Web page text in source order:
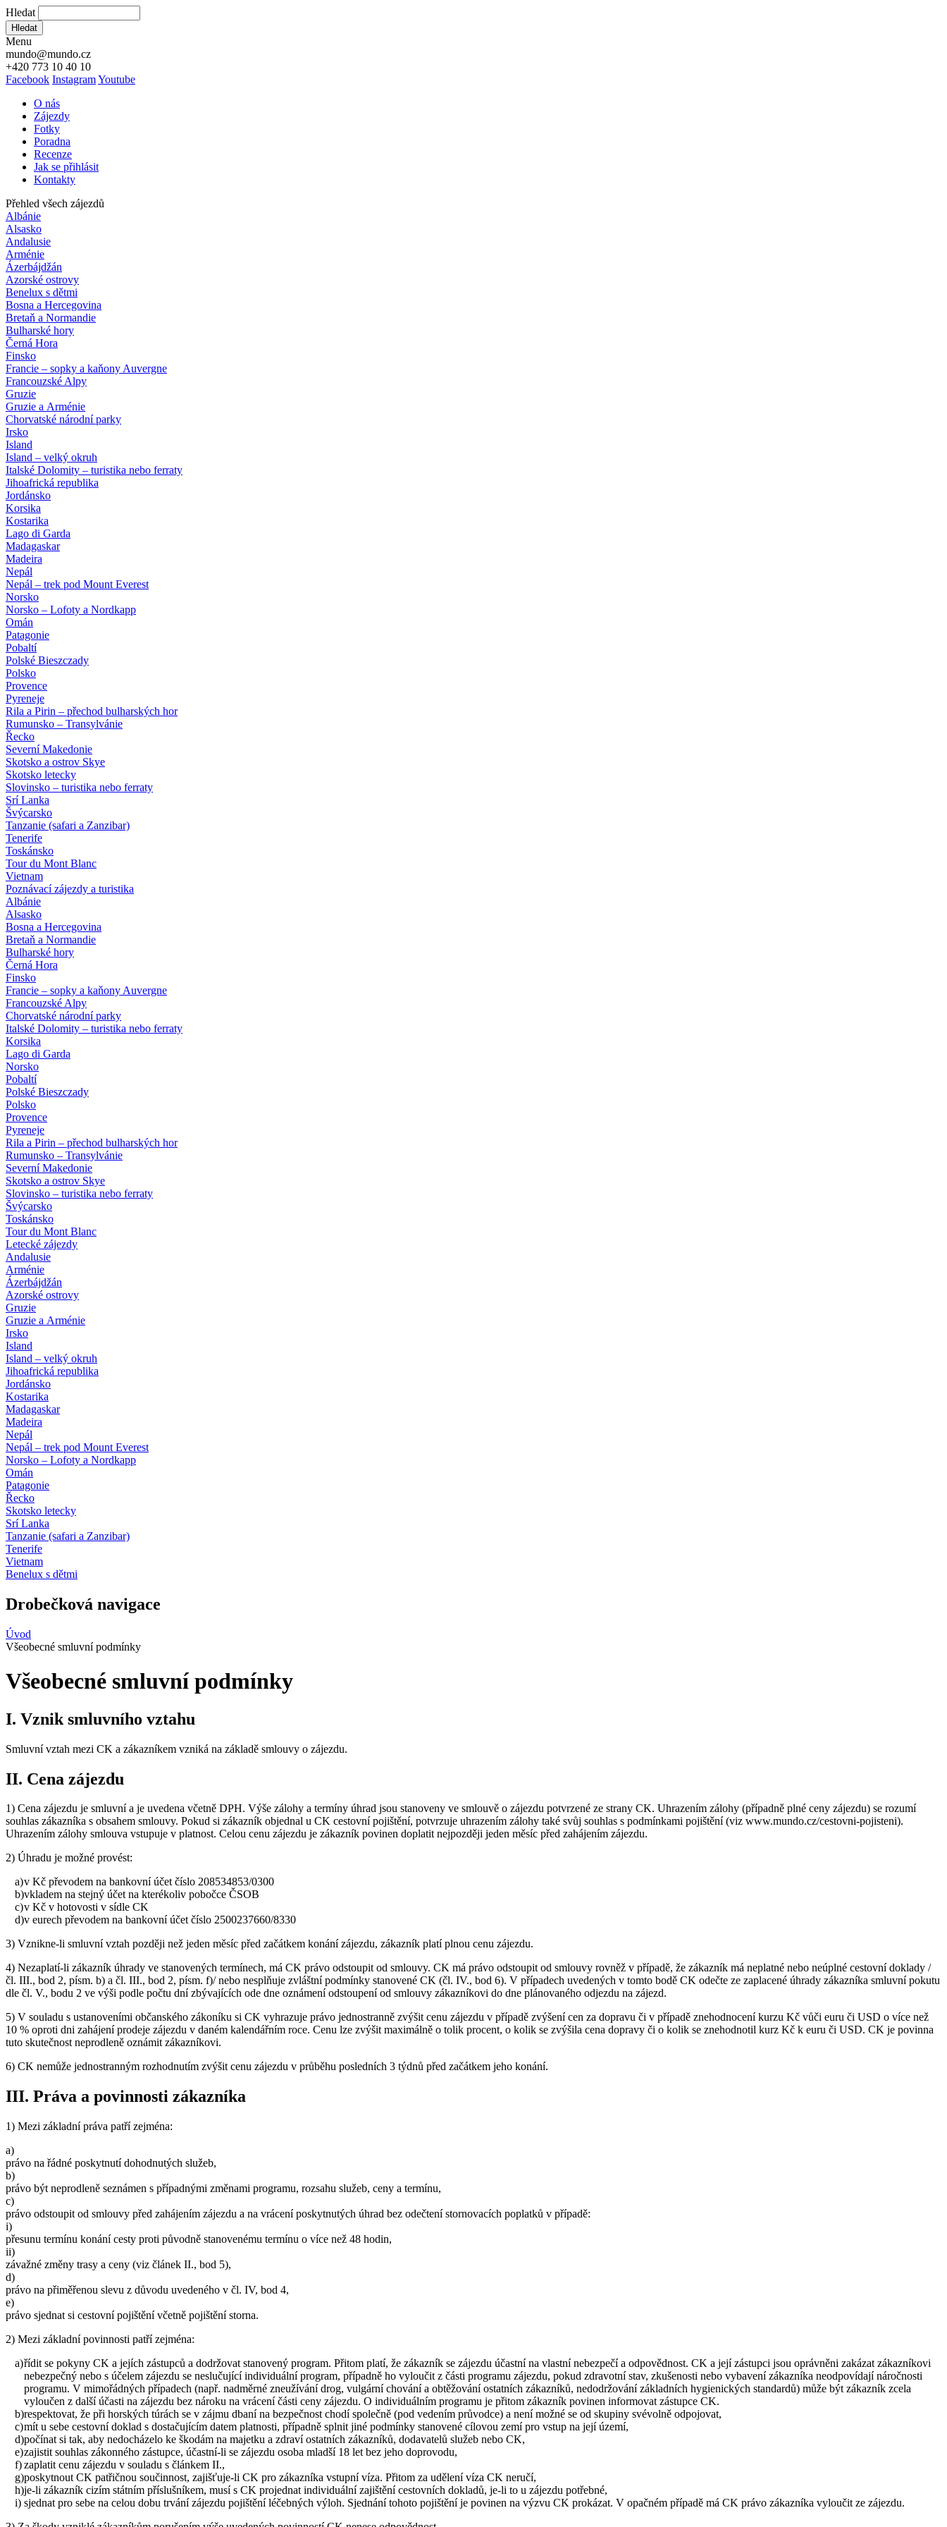
Hledat
Hledat
Menu
mundo@mundo.cz
+420 773 10 40 10
Facebook InstagramYoutube
O nás
Zájezdy
Fotky
Poradna
Recenze
Jak se přihlásit
Kontakty
Přehled všech zájezdů
Albánie
Alsasko
Andalusie
Arménie
Ázerbájdžán
Azorské ostrovy
Benelux s dětmi
Bosna a Hercegovina
Bretaň a Normandie
Bulharské hory
Černá Hora
Finsko
Francie – sopky a kaňony Auvergne
Francouzské Alpy
Gruzie
Gruzie a Arménie
Chorvatské národní parky
Irsko
Island
Island – velký okruh
Italské Dolomity – turistika nebo ferraty
Jihoafrická republika
Jordánsko
Korsika
Kostarika
Lago di Garda
Madagaskar
Madeira
Nepál
Nepál – trek pod Mount Everest
Norsko
Norsko – Lofoty a Nordkapp
Omán
Patagonie
Pobaltí
Polské Bieszczady
Polsko
Provence
Pyreneje
Rila a Pirin – přechod bulharských hor
Rumunsko – Transylvánie
Řecko
Severní Makedonie
Skotsko a ostrov Skye
Skotsko letecky
Slovinsko – turistika nebo ferraty
Srí Lanka
Švýcarsko
Tanzanie (safari a Zanzibar)
Tenerife
Toskánsko
Tour du Mont Blanc
Vietnam
Poznávací zájezdy a turistika
Albánie
Alsasko
Bosna a Hercegovina
Bretaň a Normandie
Bulharské hory
Černá Hora
Finsko
Francie – sopky a kaňony Auvergne
Francouzské Alpy
Chorvatské národní parky
Italské Dolomity – turistika nebo ferraty
Korsika
Lago di Garda
Norsko
Pobaltí
Polské Bieszczady
Polsko
Provence
Pyreneje
Rila a Pirin – přechod bulharských hor
Rumunsko – Transylvánie
Severní Makedonie
Skotsko a ostrov Skye
Slovinsko – turistika nebo ferraty
Švýcarsko
Toskánsko
Tour du Mont Blanc
Letecké zájezdy
Andalusie
Arménie
Ázerbájdžán
Azorské ostrovy
Gruzie
Gruzie a Arménie
Irsko
Island
Island – velký okruh
Jihoafrická republika
Jordánsko
Kostarika
Madagaskar
Madeira
Nepál
Nepál – trek pod Mount Everest
Norsko – Lofoty a Nordkapp
Omán
Patagonie
Řecko
Skotsko letecky
Srí Lanka
Tanzanie (safari a Zanzibar)
Tenerife
Vietnam
Benelux s dětmi
Drobečková navigace
Úvod
Všeobecné smluvní podmínky
Všeobecné smluvní podmínky
I. Vznik smluvního vztahu
Smluvní vztah mezi CK a zákazníkem vzniká na základě smlouvy o zájezdu.
II. Cena zájezdu
1) Cena zájezdu je smluvní a je uvedena včetně DPH. Výše zálohy a termíny úhrad jsou stanoveny ve smlouvě o zájezdu potvrzené ze strany CK. Uhrazením zálohy (případně plné ceny zájezdu) se rozumí
souhlas zákazníka s obsahem smlouvy. Pokud si zákazník objednal u CK cestovní pojištění, potvrzuje uhrazením zálohy také svůj souhlas s podmínkami pojištění (viz www.mundo.cz/cestovni-pojisteni).
Uhrazením zálohy smlouva vstupuje v platnost. Celou cenu zájezdu je zákazník povinen doplatit nejpozději jeden měsíc před zahájením zájezdu.
2) Úhradu je možné provést:
a)v Kč převodem na bankovní účet číslo 208534853/0300
b)vkladem na stejný účet na kterékoliv pobočce ČSOB
c)v Kč v hotovosti v sídle CK
d)v eurech převodem na bankovní účet číslo 2500237660/8330
3) Vznikne-li smluvní vztah později než jeden měsíc před začátkem konání zájezdu, zákazník platí plnou cenu zájezdu.
4) Nezaplatí-li zákazník úhrady ve stanovených termínech, má CK právo odstoupit od smlouvy. CK má právo odstoupit od smlouvy rovněž v případě, že zákazník má neplatné nebo neúplné cestovní doklady /
čl. III., bod 2, písm. b) a čl. III., bod 2, písm. f)/ nebo nesplňuje zvláštní podmínky stanovené CK (čl. IV., bod 6). V případech uvedených v tomto bodě CK odečte ze zaplacené úhrady zákazníka smluvní pokutu
dle čl. V., bodu 2 ve výši podle počtu dní zbývajících ode dne oznámení odstoupení od smlouvy zákazníkovi do dne plánovaného odjezdu na zájezd.
5) V souladu s ustanoveními občanského zákoníku si CK vyhrazuje právo jednostranně zvýšit cenu zájezdu v případě zvýšení cen za dopravu či v případě znehodnocení kurzu Kč vůči euru či USD o více než
10 % oproti dni zahájení prodeje zájezdu v daném kalendářním roce. Cenu lze zvýšit maximálně o tolik procent, o kolik se zvýšila cena dopravy či o kolik se znehodnotil kurz Kč k euru či USD. CK je povinna
tuto skutečnost neprodleně oznámit zákazníkovi.
6) CK nemůže jednostranným rozhodnutím zvýšit cenu zájezdu v průběhu posledních 3 týdnů před začátkem jeho konání.
III. Práva a povinnosti zákazníka
1) Mezi základní práva patří zejména:
a)
právo na řádné poskytnutí dohodnutých služeb,
b)
právo být neprodleně seznámen s případnými změnami programu, rozsahu služeb, ceny a termínu,
c)
právo odstoupit od smlouvy před zahájením zájezdu a na vrácení poskytnutých úhrad bez odečtení stornovacích poplatků v případě:
i)
přesunu termínu konání cesty proti původně stanovenému termínu o více než 48 hodin,
ii)
závažné změny trasy a ceny (viz článek II., bod 5),
d)
právo na přiměřenou slevu z důvodu uvedeného v čl. IV, bod 4,
e)
právo sjednat si cestovní pojištění včetně pojištění storna.
2) Mezi základní povinnosti patří zejména:
a)řídit se pokyny CK a jejích zástupců a dodržovat stanovený program. Přitom platí, že zákazník se zájezdu účastní na vlastní nebezpečí a odpovědnost. CK a její zástupci jsou oprávněni zakázat zákazníkovi
nebezpečný nebo s účelem zájezdu se neslučující individuální program, případně ho vyloučit z části programu zájezdu, pokud zdravotní stav, zkušenosti nebo vybavení zákazníka neodpovídají náročnosti
programu. V mimořádných případech (např. nadměrné zneužívání drog, vulgární chování a obtěžování ostatních zákazníků, nedodržování základních hygienických standardů) může být zákazník zcela
vyloučen z další účasti na zájezdu bez nároku na vrácení části ceny zájezdu. O individuálním programu je přitom zákazník povinen informovat zástupce CK.
b)respektovat, že při horských túrách se v zájmu dbaní na bezpečnost chodí společně (pod vedením průvodce) a není možné se od skupiny svévolně odpojovat,
c)mít u sebe cestovní doklad s dostačujícím datem platnosti, případně splnit jiné podmínky stanovené cílovou zemí pro vstup na její území,
d)počínat si tak, aby nedocházelo ke škodám na majetku a zdraví ostatních zákazníků, dodavatelů služeb nebo CK,
e)zajistit souhlas zákonného zástupce, účastní-li se zájezdu osoba mladší 18 let bez jeho doprovodu,
f)zaplatit cenu zájezdu v souladu s článkem II.,
g)poskytnout CK patřičnou součinnost, zajišťuje-li CK pro zákazníka vstupní víza. Přitom za udělení víza CK neručí,
h)je-li zákazník cizím státním příslušníkem, musí s CK projednat individuální zajištění cestovních dokladů, je-li to u zájezdu potřebné,
i) sjednat pro sebe na celou dobu trvání zájezdu pojištění léčebných výloh. Sjednání tohoto pojištění je povinen na výzvu CK prokázat. V opačném případě má CK právo zákazníka vyloučit ze zájezdu.